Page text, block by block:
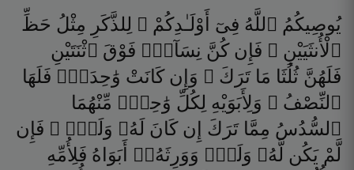
يُوصِيكُمُ ٱللَّهُ فِىٓ أَوْلَـٰدِكُمْ ۖ لِلذَّكَرِ مِثْلُ حَظِّ
ٱلْأُنثَيَيْنِ ۚ فَإِن كُنَّ نِسَآءًۭ فَوْقَ ٱثْنَتَيْنِ
فَلَهُنَّ ثُلُثَا مَا تَرَكَ ۖ وَإِن كَانَتْ وَٰحِدَةًۭ فَلَهَا
ٱلنِّصْفُ ۚ وَلِأَبَوَيْهِ لِكُلِّ وَٰحِدٍۢ مِّنْهُمَا
ٱلسُّدُسُ مِمَّا تَرَكَ إِن كَانَ لَهُۥ وَلَدٌۭ ۚ فَإِن
لَّمْ يَكُن لَّهُۥ وَلَدٌۭ وَوَرِثَهُۥٓ أَبَوَاهُ فَلِأُمِّهِ